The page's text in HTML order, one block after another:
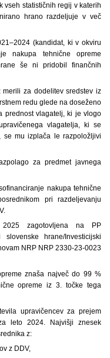
vseh statističnih regij v katerih
hrano razdeljuje v več
(kandidat, ki v okviru
nakupa tehnične opreme
še ni pridobil finančnih
za dodelitev sredstev iz
redu glede na doseženo
prednost vlagatelj, ki je vlogo
vlagatelja, ki se
se mu izplača le razpoložljivi
za predmet javnega
nakupa tehnične
pri razdeljevanju
zagotovljena na PP
hrane/Investicijski
NRP NRP 2330-23-0023
znaša največ do 99 %
opreme iz 3. točke tega
upravičencev za prejem
leto 2024. Najvišji znesek
z:
z DDV,